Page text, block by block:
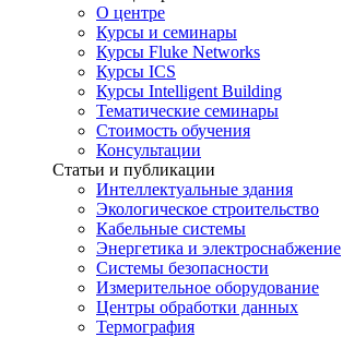
О центре
Курсы и семинары
Курсы Fluke Networks
Курсы ICS
Курсы Intelligent Building
Тематические семинары
Стоимость обучения
Консультации
Статьи и публикации
Интеллектуальные здания
Экологическое строительство
Кабельные системы
Энергетика и электроснабжение
Системы безопасности
Измерительное оборудование
Центры обработки данных
Термография